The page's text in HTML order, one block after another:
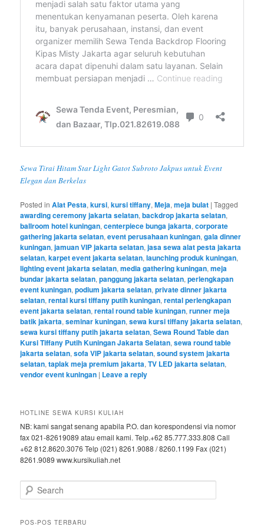
Sewa Tirai Hitam Star Light Gatot Subroto Jakpus untuk Event
Elegan dan Berkelas
Posted in Alat Pesta,kursi,kursi tiffany,Meja,meja bulat |Tagged
awarding ceremony jakarta selatan,backdrop jakarta selatan,
ballroom hotel kuningan,centerpiece bunga jakarta,corporate
gathering jakarta selatan,event perusahaan kuningan,gala dinner
kuningan,jamuan VIP jakarta selatan,jasa sewa alat pesta jakarta
selatan,karpet event jakarta selatan,launching produk kuningan,
lighting event jakarta selatan,media gathering kuningan,meja
bundar jakarta selatan,panggung jakarta selatan,perlengkapan
event kuningan,podium jakarta selatan,private dinner jakarta
selatan,rental kursi tiffany putih kuningan,rental perlengkapan
event jakarta selatan,rental round table kuningan,runner meja
batik jakarta,seminar kuningan,sewa kursi tiffany jakarta selatan,
sewa kursi tiffany putih jakarta selatan,Sewa Round Table dan
Kursi Tiffany Putih Kuningan Jakarta Selatan,sewa round table
jakarta selatan,sofa VIP jakarta selatan,sound system jakarta
selatan,taplak meja premium jakarta,TV LED jakarta selatan,
vendor event kuningan | Leave a reply
HOTLINE SEWA KURSI KULIAH
NB: kami sangat senang apabila P.O. dan korespondensi via nomor
fax 021-82619089 atau email kami. Telp.+62 85.777.333.808 Call
+62 812.8620.3076 Telp (021) 8261.9088 / 8260.1199 Fax (021)
8261.9089 www.kursikuliah.net
Search
POS-POS TERBARU